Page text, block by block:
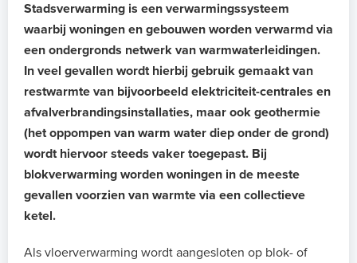
Stadsverwarming is een verwarmingssysteem
waarbij woningen en gebouwen worden verwarmd via
een ondergronds netwerk van warmwaterleidingen.
In veel gevallen wordt hierbij gebruik gemaakt van
restwarmte van bijvoorbeeld elektriciteit-centrales en
afvalverbrandingsinstallaties, maar ook geothermie
(het oppompen van warm water diep onder de grond)
wordt hiervoor steeds vaker toegepast. Bij
blokverwarming worden woningen in de meeste
gevallen voorzien van warmte via een collectieve
ketel.
Als vloerverwarming wordt aangesloten op blok- of